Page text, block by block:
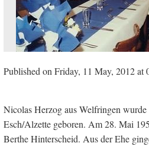
Published on Friday, 11 May, 2012 at
Nicolas Herzog aus Welfringen
Esch/Alzette geboren. Am 28. Mai
Berthe Hinterscheid. Aus der Ehe